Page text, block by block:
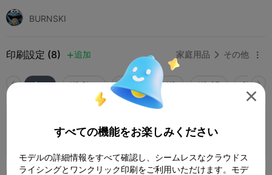
BURNSKI
印刷設定 (8) 追加 家庭用品  その他 
全て K2 Plus K2 Pro K2 K2 SE
ル
著者  07h 53m  7 プレート

すべての機能をお楽しみください
モデルの詳細情報をすべて確認し、シームレスなクラウドス
ライシングとワンクリック印刷をご利用いただけます。モデ